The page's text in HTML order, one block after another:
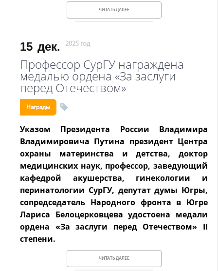
ЧИТАТЬ ДАЛЕЕ
15 дек. 2025 год
Профессор СурГУ награждена
медалью ордена «За заслуги
перед Отечеством»
Награды
Указом Президента России Владимира
Владимировича Путина президент Центра
охраны материнства и детства, доктор
медицинских наук, профессор, заведующий
кафедрой акушерства, гинекологии и
перинатологии СурГУ, депутат думы Югры,
сопредседатель Народного фронта в Югре
Лариса Белоцерковцева удостоена медали
ордена «За заслуги перед Отечеством» II
степени.
ЧИТАТЬ ДАЛЕЕ